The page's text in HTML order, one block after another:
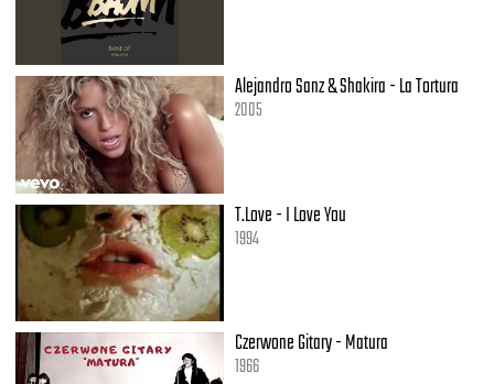
Alejandro Sanz & Shakira - La Tortura
2005
T.Love - I Love You
1994
Czerwone Gitary - Matura
1966